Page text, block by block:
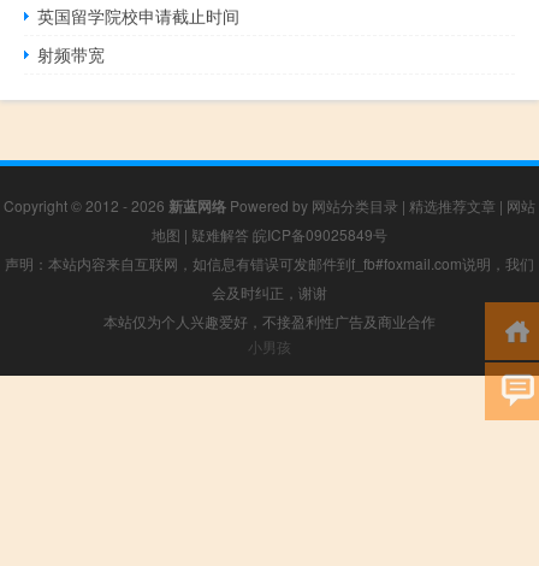
英国留学院校申请截止时间
射频带宽
Copyright © 2012 - 2026 新蓝网络 Powered by 网站分类目录 | 精选推荐文章 | 网站
地图 | 疑难解答 皖ICP备09025849号
声明：本站内容来自互联网，如信息有错误可发邮件到f_fb#foxmail.com说明，我们
会及时纠正，谢谢
本站仅为个人兴趣爱好，不接盈利性广告及商业合作
小男孩